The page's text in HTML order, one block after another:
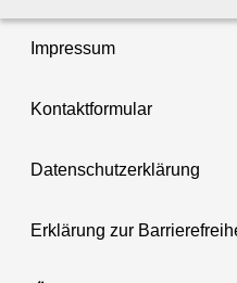
Impressum
Kontaktformular
Datenschutzerklärung
Erklärung zur